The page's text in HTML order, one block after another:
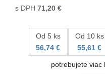
s DPH 71,20 €
Od 5 ks
56,74 €
Od 10 ks
55,61 €
potrebujete viac